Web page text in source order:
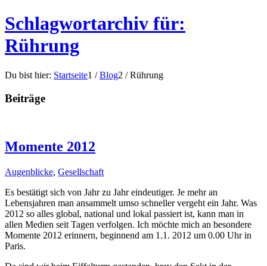
Schlagwortarchiv für:
Rührung
Du bist hier: Startseite1 / Blog2 / Rührung
Beiträge
Momente 2012
Augenblicke, Gesellschaft
Es bestätigt sich von Jahr zu Jahr eindeutiger. Je mehr an
Lebensjahren man ansammelt umso schneller vergeht ein Jahr. Was
2012 so alles global, national und lokal passiert ist, kann man in
allen Medien seit Tagen verfolgen. Ich möchte mich an besondere
Momente 2012 erinnern, beginnend am 1.1. 2012 um 0.00 Uhr in
Paris.